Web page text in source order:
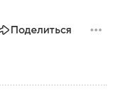
Поделиться